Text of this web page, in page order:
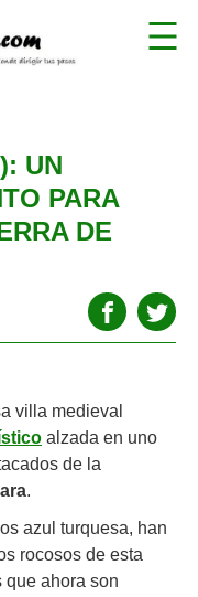
UN
PARA
DE
villa medieval
alzada en uno
de la
.
azul turquesa, han
rocosos de esta
que ahora son